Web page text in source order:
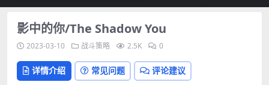
影中的你/The Shadow You
2023-03-10 战斗策略 2.5K 0
详情介绍 常见问题 评论建议